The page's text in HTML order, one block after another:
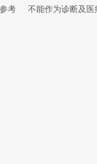
考
不能作为诊断及医